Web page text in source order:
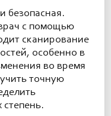
безопасная.
с помощью
сканирование
особенно в
во время
точную